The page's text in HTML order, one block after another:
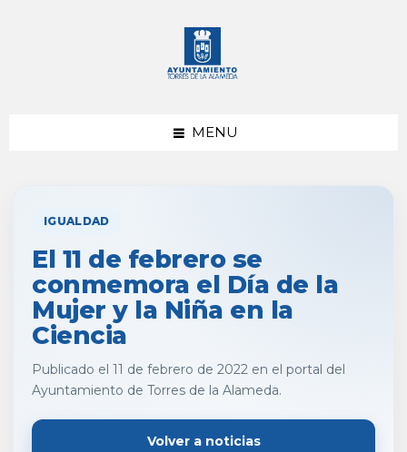
MENU
IGUALDAD
El 11 de febrero se
conmemora el Día de la
Mujer y la Niña en la
Ciencia
Publicado el 11 de febrero de 2022 en el portal del
Ayuntamiento de Torres de la Alameda.
Volver a noticias